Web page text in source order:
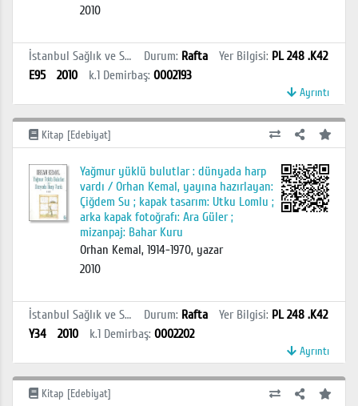
2010
İstanbul Sağlık ve Sosyal Bilimler MYO Kütüphanesi Durum: Rafta Yer Bilgisi: PL 248 .K42
E95
2010 k.1 Demirbaş: 0002193
Ayrıntı
Kitap [Edebiyat]
Yağmur yüklü bulutlar : dünyada harp
vardı / Orhan Kemal, yayına hazırlayan:
Çiğdem Su ; kapak tasarım: Utku Lomlu ;
arka kapak fotoğrafı: Ara Güler ;
mizanpaj: Bahar Kuru
Orhan Kemal, 1914-1970, yazar
2010
İstanbul Sağlık ve Sosyal Bilimler MYO Kütüphanesi Durum: Rafta Yer Bilgisi: PL 248 .K42
Y34
2010 k.1 Demirbaş: 0002202
Ayrıntı
Kitap [Edebiyat]